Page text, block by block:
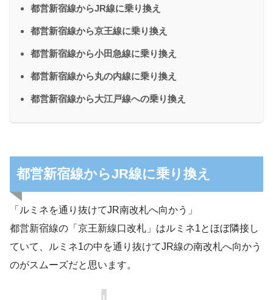
都営新宿線からJR線に乗り換え
都営新宿線から京王線に乗り換え
都営新宿線から小田急線に乗り換え
都営新宿線から丸の内線に乗り換え
都営新宿線から大江戸線への乗り換え
都営新宿線からJR線に乗り換え
「ルミネを通り抜けてJR南改札へ向かう」
都営新宿線の「京王新線口改札」はルミネ1とほぼ隣接し
ていて、ルミネ1の中を通り抜けてJR線の南改札へ向かう
のがスムーズだと思います。